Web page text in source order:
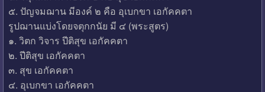
๕. ปัญจมฌาน มีองค์ ๒ คือ อุเบกขา เอกัคคตา
รูปฌานแบ่งโดยจตุกกนัย มี ๔ (พระสูตร)
๑. วิตก วิจาร ปีติสุข เอกัคคตา
๒. ปีติสุข เอกัคคตา
๓. สุข เอกัคคตา
๔. อุเบกขา เอกัคคตา